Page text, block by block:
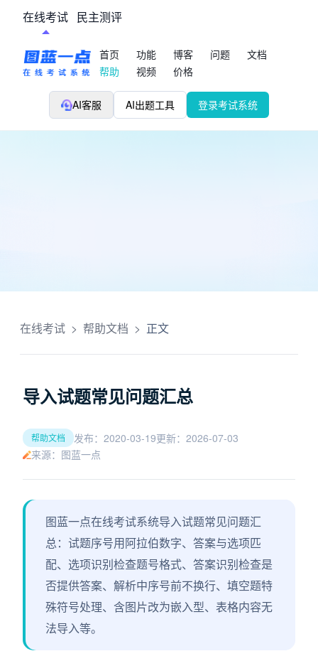
在线考试 民主测评
首页 功能 博客 问题
文档
帮助
视频 价格
AI客服 AI出题工具 登录考试系统
在线考试 > 帮助文档 > 正文
导入试题常见问题汇总
帮助文档 发布：2020-03-19更新：2026-07-03
来源：图蓝一点
图蓝一点在线考试系统导入试题常见问题汇
总：试题序号用阿拉伯数字、答案与选项匹
配、选项识别检查题号格式、答案识别检查是
否提供答案、解析中序号前不换行、填空题特
殊符号处理、含图片改为嵌入型、表格内容无
法导入等。